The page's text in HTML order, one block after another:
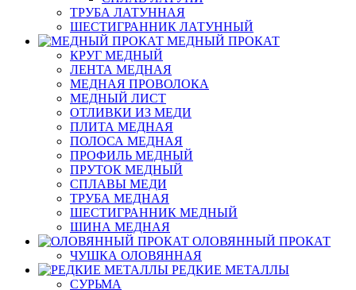
ТРУБА ЛАТУННАЯ
ШЕСТИГРАННИК ЛАТУННЫЙ
МЕДНЫЙ ПРОКАТ
КРУГ МЕДНЫЙ
ЛЕНТА МЕДНАЯ
МЕДНАЯ ПРОВОЛОКА
МЕДНЫЙ ЛИСТ
ОТЛИВКИ ИЗ МЕДИ
ПЛИТА МЕДНАЯ
ПОЛОСА МЕДНАЯ
ПРОФИЛЬ МЕДНЫЙ
ПРУТОК МЕДНЫЙ
СПЛАВЫ МЕДИ
ТРУБА МЕДНАЯ
ШЕСТИГРАННИК МЕДНЫЙ
ШИНА МЕДНАЯ
ОЛОВЯННЫЙ ПРОКАТ
ЧУШКА ОЛОВЯННАЯ
РЕДКИЕ МЕТАЛЛЫ
СУРЬМА